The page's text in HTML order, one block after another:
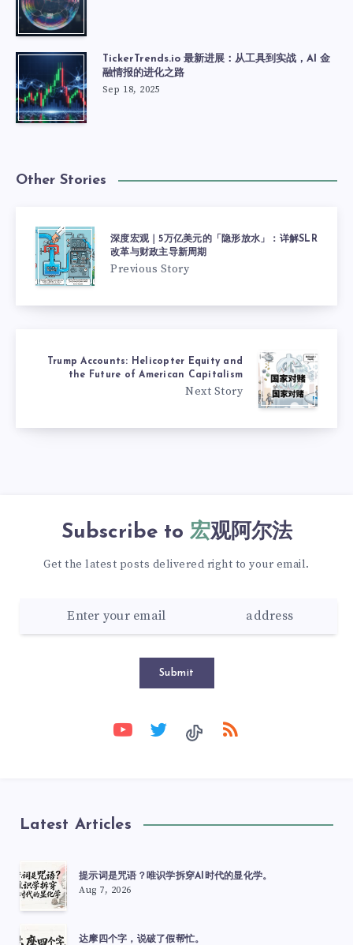
TickerTrends.io 最新进展：从工具到实战，AI 金
融情报的进化之路
Sep 18, 2025
Other Stories
深度宏观｜5万亿美元的「隐形放水」：详解SLR
改革与财政主导新周期
Previous Story
Trump Accounts: Helicopter Equity and
the Future of American Capitalism
Next Story
Subscribe to 宏观阿尔法
Get the latest posts delivered right to your email.
Submit
Latest Articles
提示词是咒语？唯识学拆穿AI时代的显化学。
Aug 7, 2026
达摩四个字，说破了假帮忙。